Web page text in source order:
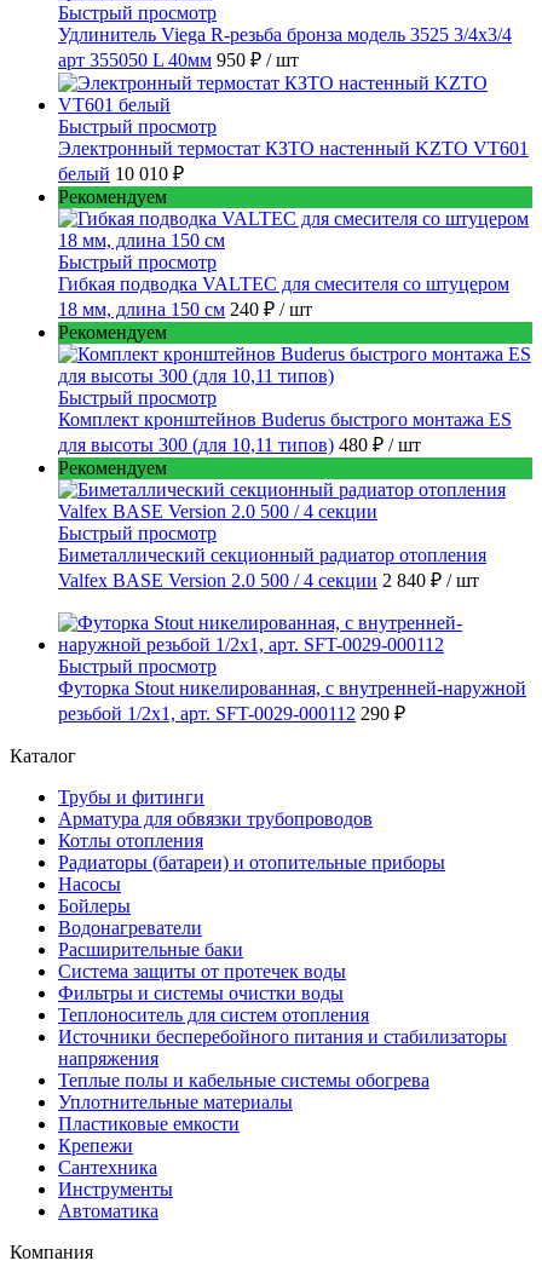
Быстрый просмотр
Удлинитель Viega R-резьба бронза модель 3525 3/4x3/4
арт 355050 L 40мм 950 ₽ / шт
Быстрый просмотр
Электронный термостат КЗТО настенный KZTO VT601
белый 10 010 ₽
Рекомендуем
Быстрый просмотр
Гибкая подводка VALTEC для смесителя со штуцером
18 мм, длина 150 см 240 ₽ / шт
Рекомендуем
Быстрый просмотр
Комплект кронштейнов Buderus быстрого монтажа ES
для высоты 300 (для 10,11 типов) 480 ₽ / шт
Рекомендуем
Быстрый просмотр
Биметаллический секционный радиатор отопления
Valfex BASE Version 2.0 500 / 4 секции 2 840 ₽ / шт
Быстрый просмотр
Футорка Stout никелированная, с внутренней-наружной
резьбой 1/2х1, арт. SFT-0029-000112 290 ₽
Каталог
Трубы и фитинги
Арматура для обвязки трубопроводов
Котлы отопления
Радиаторы (батареи) и отопительные приборы
Насосы
Бойлеры
Водонагреватели
Расширительные баки
Система защиты от протечек воды
Фильтры и системы очистки воды
Теплоноситель для систем отопления
Источники бесперебойного питания и стабилизаторы
напряжения
Теплые полы и кабельные системы обогрева
Уплотнительные материалы
Пластиковые емкости
Крепежи
Сантехника
Инструменты
Автоматика
Компания